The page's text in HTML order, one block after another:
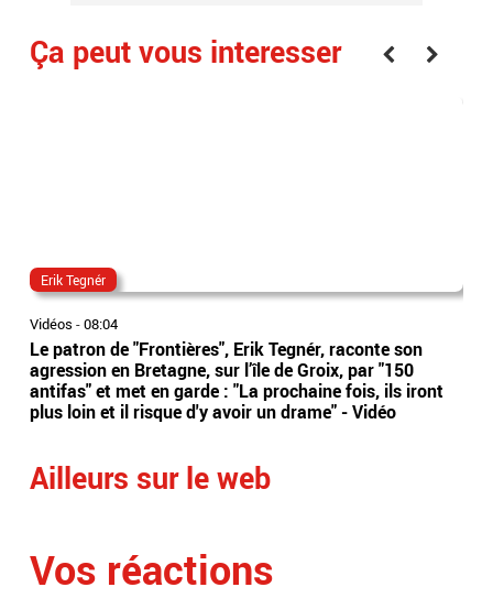
Ça peut vous interesser
Erik Tegnér
Vidéos -08:04
Le patron de "Frontières", Erik Tegnér, raconte son
agression en Bretagne, sur l’île de Groix, par "150
antifas" et met en garde : "La prochaine fois, ils iront
plus loin et il risque d'y avoir un drame" - Vidéo
Ailleurs sur le web
Vos réactions